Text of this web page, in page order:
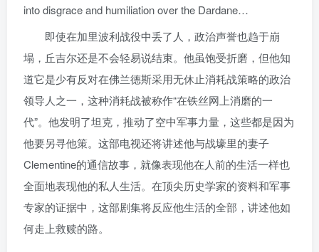
into disgrace and humiliation over the Dardane…
即使在加里波利战役中丢了人，政治声誉也趋于崩
塌，丘吉尔还是不会轻易说结束。他虽饱受折磨，但他知
道它是少有反对在佛兰德斯采用无休止消耗战策略的政治
领导人之一，这种消耗战被称作“在铁丝网上消磨的一
代”。他发明了坦克，推动了空中军事力量，这些都是因为
他要另寻他策。这部电视还将讲述他与战壕里的妻子
Clementine的通信故事，就像表现他在人前的生活一样也
全面地表现他的私人生活。在顶尖历史学家的资料和军事
专家的证据中，这部剧集将反应他生活的全部，讲述他如
何走上救赎的路。